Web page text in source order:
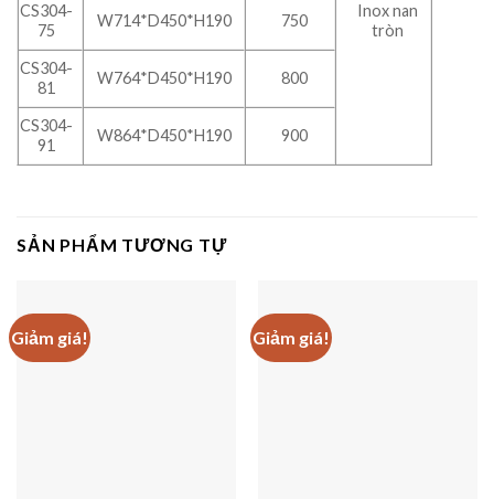
Inox nan
tròn
CS304-
75
W714*D450*H190 750
CS304-
81
W764*D450*H190 800
CS304-
91
W864*D450*H190 900
SẢN PHẨM TƯƠNG TỰ
Giảm giá! Giảm giá!